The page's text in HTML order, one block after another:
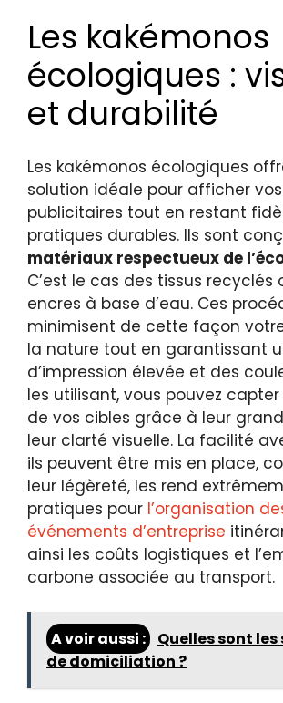
Les kakémonos
écologiques :
et durabilité
Les kakémonos écologiques
solution idéale pour afficher
publicitaires tout en restant
pratiques durables. Ils sont
matériaux respectueux de
C’est le cas des tissus recyclés
encres à base d’eau. Ces
minimisent de cette façon
la nature tout en garantissant
d’impression élevée et des
les utilisant, vous pouvez
de vos cibles grâce à leur
leur clarté visuelle. La facilité
ils peuvent être mis en place,
leur légèreté, les rend
pratiques pour l’organisation
événements d’entreprise
ainsi les coûts logistiques et
carbone associée au transport.
A voir aussi :
Quelles sont
de domiciliation ?